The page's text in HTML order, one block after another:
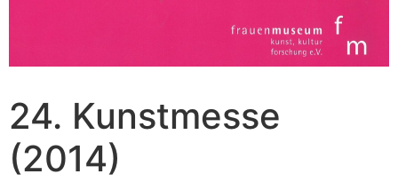
24. Kunstmesse
(2014)